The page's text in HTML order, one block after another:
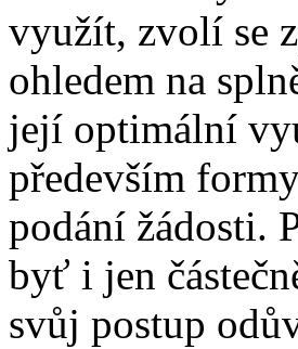
využít, zvolí se
ohledem na
její optimální
především
podání žádosti.
byť i jen
svůj postup